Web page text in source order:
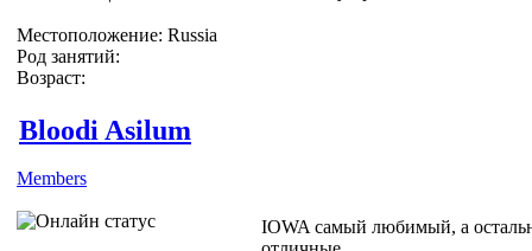
Местоположение: Russia
Род занятий:
Возраст:
Bloodi Asilum
Members
IOWA самый любимый, а